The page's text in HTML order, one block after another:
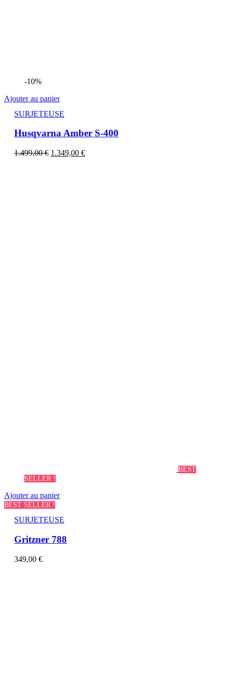
-10%
Ajouter au panier
SURJETEUSE
Husqvarna Amber S-400
1.499,00€ 1.349,00 €
BEST
SELLER !
Ajouter au panier
BEST SELLER !
SURJETEUSE
Gritzner 788
349,00 €